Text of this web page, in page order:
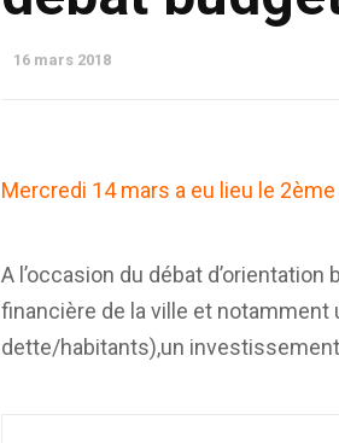
16 mars 2018
Mercredi 14 mars a eu lieu le
A l’occasion du débat
financière de la ville et notamment
dette/habitants),un